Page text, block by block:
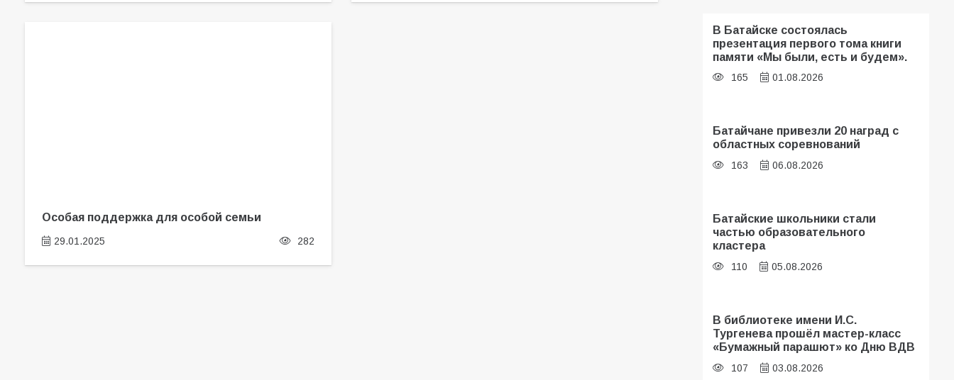
Особая поддержка для особой семьи
29.01.2025 282
В Батайске состоялась
презентация первого тома книги
памяти «Мы были, есть и будем».
165 01.08.2026
Батайчане привезли 20 наград с
областных соревнований
163 06.08.2026
Батайские школьники стали
частью образовательного
кластера
110 05.08.2026
В библиотеке имени И.С.
Тургенева прошёл мастер-класс
«Бумажный парашют» ко Дню ВДВ
107 03.08.2026